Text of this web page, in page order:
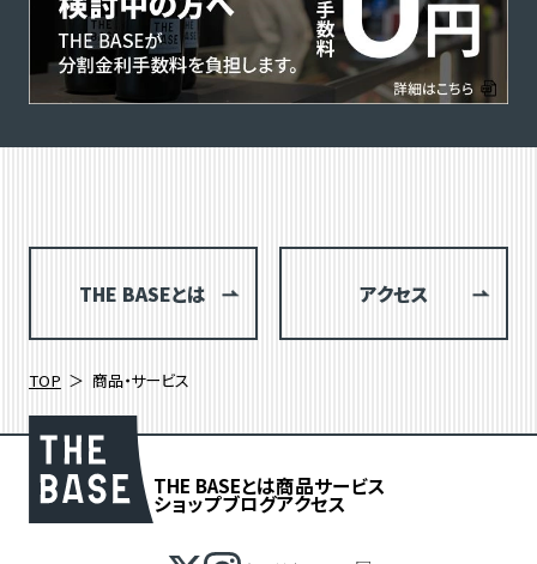
THE BASEとは アクセス
TOP 商品・サービス
THE BASEとは商品サービス
ショップブログアクセス